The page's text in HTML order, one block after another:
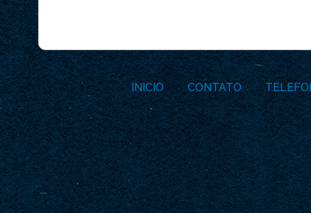
INICIO CONTATO